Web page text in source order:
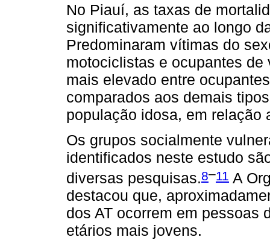
No Piauí, as taxas de
significativamente ao longo
Predominaram vítimas do
motociclistas e ocupantes
mais elevado entre
comparados aos demais
população idosa, em relação
Os grupos socialmente
identificados neste estudo
diversas pesquisas.8–11 A
destacou que,
dos AT ocorrem em pessoas
etários mais jovens.